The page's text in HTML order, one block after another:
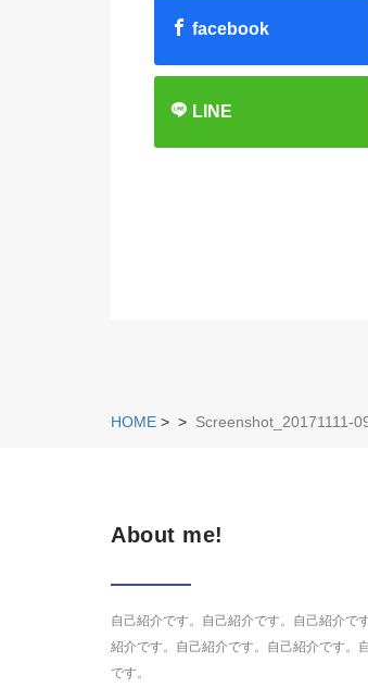
facebook
LINE
HOME > > Screenshot_20171111-
About me!
自己紹介です。自己紹介です。自己紹介で
紹介です。自己紹介です。自己紹介です。
です。